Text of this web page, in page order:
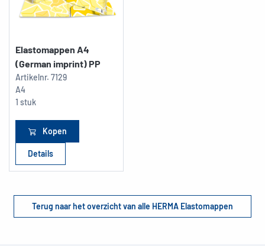
Elastomappen A4
(German imprint) PP
Artikelnr. 7129
A4
1 stuk
Kopen
Details
Terug naar het overzicht van alle HERMA Elastomappen